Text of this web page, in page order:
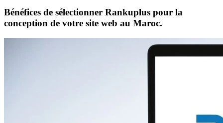
Bénéfices de sélectionner Rankuplus pour la
conception de votre site web au Maroc.